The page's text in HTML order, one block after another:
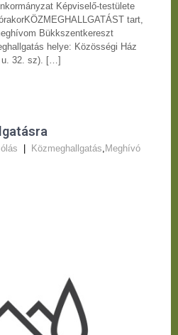
Képviselő-testülete
tart,
Bükkszentkereszt
helye: Közösségi Ház
u. 32. sz). […]
Közmeghallgatás, Meghívó